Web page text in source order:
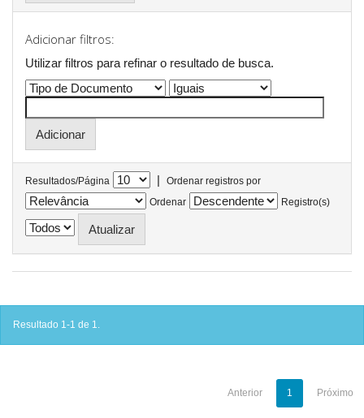
Adicionar filtros:
Utilizar filtros para refinar o resultado de busca.
Resultados/Página |
Ordenar registros por
Ordenar
Registro(s)
Resultado 1-1 de 1.
Anterior 1 Próximo